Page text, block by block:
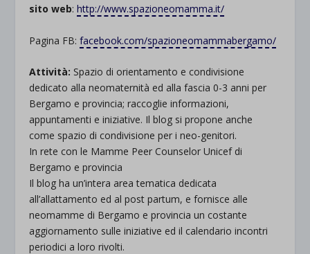
sito web:http://www.spazioneomamma.it/
Pagina FB:facebook.com/spazioneomammabergamo/
Attività: Spazio di orientamento e condivisione
dedicato alla neomaternità ed alla fascia 0-3 anni per
Bergamo e provincia; raccoglie informazioni,
appuntamenti e iniziative. Il blog si propone anche
come spazio di condivisione per i neo-genitori.
In rete con le Mamme Peer Counselor Unicef di
Bergamo e provincia
Il blog ha un’intera area tematica dedicata
all’allattamento ed al post partum, e fornisce alle
neomamme di Bergamo e provincia un costante
aggiornamento sulle iniziative ed il calendario incontri
periodici a loro rivolti.